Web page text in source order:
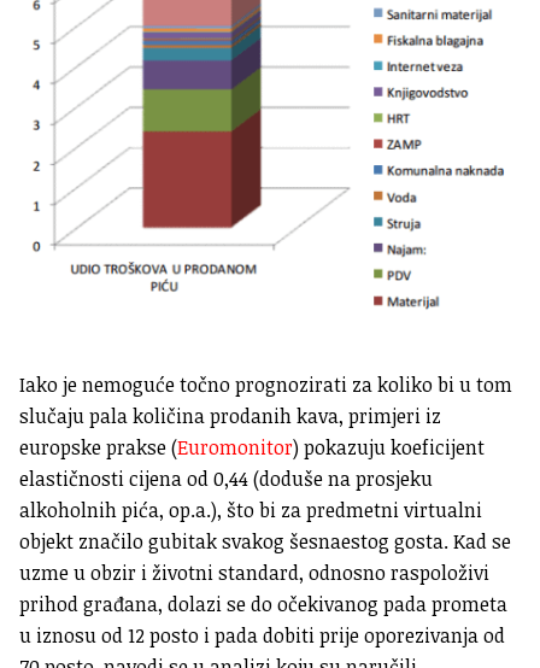
Iako je nemoguće točno prognozirati za koliko bi u tom
slučaju pala količina prodanih kava, primjeri iz
europske prakse (Euromonitor) pokazuju koeficijent
elastičnosti cijena od 0,44 (doduše na prosjeku
alkoholnih pića, op.a.), što bi za predmetni virtualni
objekt značilo gubitak svakog šesnaestog gosta. Kad se
uzme u obzir i životni standard, odnosno raspoloživi
prihod građana, dolazi se do očekivanog pada prometa
u iznosu od 12 posto i pada dobiti prije oporezivanja od